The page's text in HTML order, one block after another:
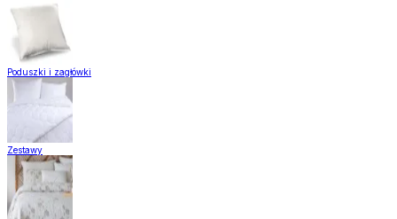
Poduszki i zagłówki
Zestawy